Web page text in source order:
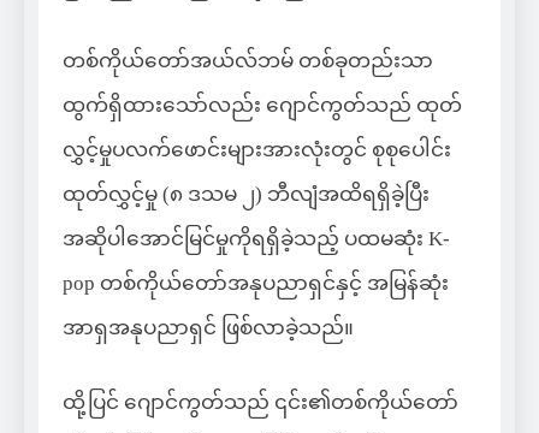
တစ်ကိုယ်တော်အယ်လ်ဘမ် တစ်ခုတည်းသာ
ထွက်ရှိထားသော်လည်း ဂျောင်ကွတ်သည် ထုတ်
လွှင့်မှုပလက်ဖောင်းများအားလုံးတွင် စုစုပေါင်း
ထုတ်လွှင့်မှု (၈ ဒသမ ၂) ဘီလျံအထိရရှိခဲ့ပြီး
အဆိုပါအောင်မြင်မှုကိုရရှိခဲ့သည့် ပထမဆုံး K-
pop တစ်ကိုယ်တော်အနုပညာရှင်နှင့် အမြန်ဆုံး
အာရှအနုပညာရှင် ဖြစ်လာခဲ့သည်။
ထို့ပြင် ဂျောင်ကွတ်သည် ၎င်း၏တစ်ကိုယ်တော်